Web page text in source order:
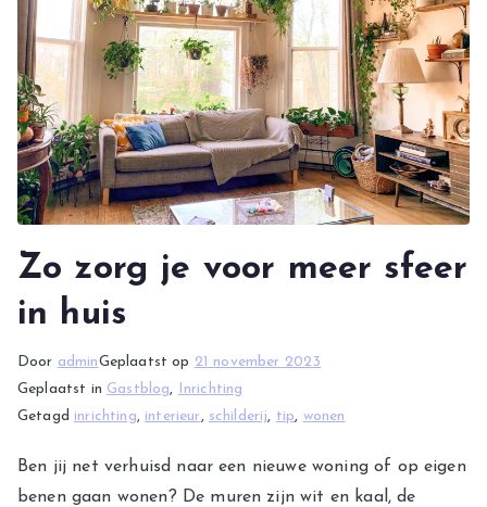
Zo zorg je voor meer sfeer
in huis
Door adminGeplaatst op 21 november 2023
Geplaatst in Gastblog, Inrichting
Getagd inrichting, interieur, schilderij, tip, wonen
Ben jij net verhuisd naar een nieuwe woning of op eigen
benen gaan wonen? De muren zijn wit en kaal, de